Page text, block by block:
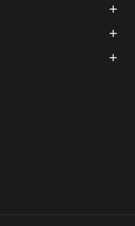


